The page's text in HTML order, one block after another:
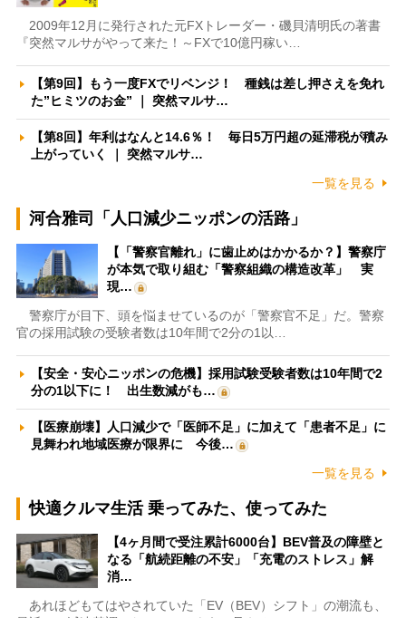
2009年12月に発行された元FXトレーダー・磯貝清明氏の著書
『突然マルサがやって来た！～FXで10億円稼い…
【第9回】もう一度FXでリベンジ！ 種銭は差し押さえを免れ
た”ヒミツのお金” ｜ 突然マルサ…
【第8回】年利はなんと14.6％！ 毎日5万円超の延滞税が積み
上がっていく ｜ 突然マルサ…
一覧を見る
河合雅司「人口減少ニッポンの活路」
【「警察官離れ」に歯止めはかかるか？】警察庁
が本気で取り組む「警察組織の構造改革」 実
現…
警察庁が目下、頭を悩ませているのが「警察官不足」だ。警察
官の採用試験の受験者数は10年間で2分の1以…
【安全・安心ニッポンの危機】採用試験受験者数は10年間で2
分の1以下に！ 出生数減がも…
【医療崩壊】人口減少で「医師不足」に加えて「患者不足」に
見舞われ地域医療が限界に 今後…
一覧を見る
快適クルマ生活 乗ってみた、使ってみた
【4ヶ月間で受注累計6000台】BEV普及の障壁と
なる「航続距離の不安」「充電のストレス」解
消…
あれほどもてはやされていた「EV（BEV）シフト」の潮流も、